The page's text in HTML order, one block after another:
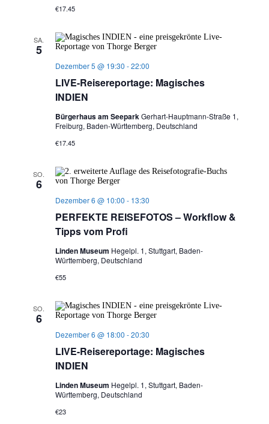
€17.45
SA.
5
LIVE-Reisereportage: Magisches
INDIEN
Dezember 5 @ 19:30 -22:00
Bürgerhaus am SeeparkGerhart-Hauptmann-Straße 1,
Freiburg, Baden-Württemberg, Deutschland
€17.45
SO.
6
PERFEKTE REISEFOTOS – Workflow &
Tipps vom Profi
Dezember 6 @ 10:00 - 13:30
Linden Museum Hegelpl. 1, Stuttgart, Baden-
Württemberg, Deutschland
€55
SO.
6
LIVE-Reisereportage: Magisches
INDIEN
Dezember 6 @ 18:00 -20:30
Linden Museum Hegelpl. 1, Stuttgart, Baden-
Württemberg, Deutschland
€23